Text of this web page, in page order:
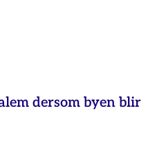
dersom byen blir